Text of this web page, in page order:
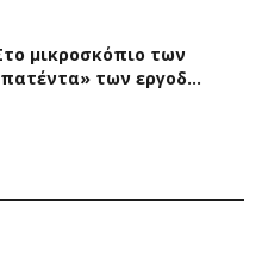
μικροσκόπιο των
των εργοδ…